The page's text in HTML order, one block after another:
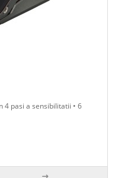
4 pasi a sensibilitatii • 6